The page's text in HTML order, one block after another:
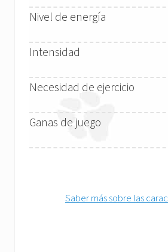
Nivel de energía
Intensidad
Necesidad de ejercicio
Ganas de juego
Saber más sobre las